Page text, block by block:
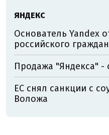
ЯНДЕКС
Основатель Yandex
российского
Продажа "Яндекса" -
ЕС снял санкции с
Воложа